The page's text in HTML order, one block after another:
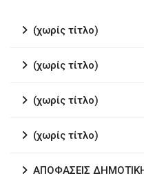
(χωρίς τίτλο)
(χωρίς τίτλο)
(χωρίς τίτλο)
(χωρίς τίτλο)
ΑΠΟΦΑΣΕΙΣ